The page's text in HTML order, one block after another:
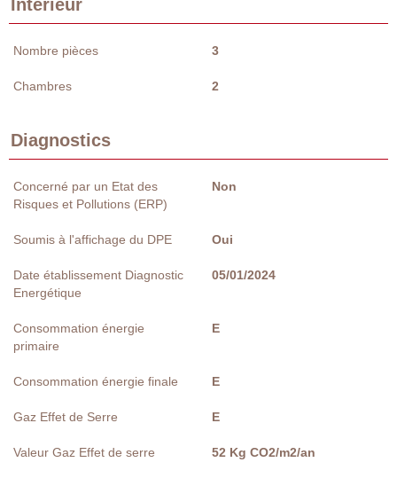
Intérieur
Nombre pièces 3
Chambres 2
Diagnostics
Concerné par un Etat des
Risques et Pollutions (ERP)
Non
Soumis à l'affichage du DPE Oui
Date établissement Diagnostic
Energétique
05/01/2024
Consommation énergie
primaire
E
Consommation énergie finale E
Gaz Effet de Serre E
Valeur Gaz Effet de serre 52 Kg CO2/m2/an